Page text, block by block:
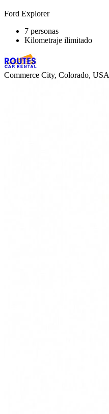
Ford Explorer
7 personas
Kilometraje ilimitado
Commerce City, Colorado, USA